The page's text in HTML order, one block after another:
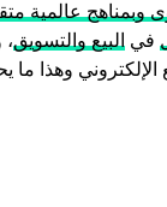
وبمناهج عالمية
في البيع والتسويق،
الإلكتروني وهذا ما